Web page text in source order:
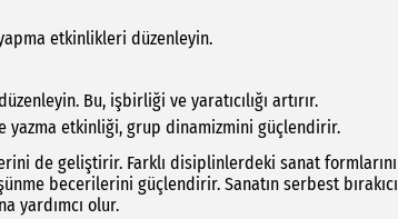
etkinlikleri düzenleyin.
Bu, işbirliği ve yaratıcılığı artırır.
yazma etkinliği, grup dinamizmini güçlendirir.
de geliştirir. Farklı disiplinlerdeki sanat formlarını
becerilerini güçlendirir. Sanatın serbest bırakıcı
yardımcı olur.